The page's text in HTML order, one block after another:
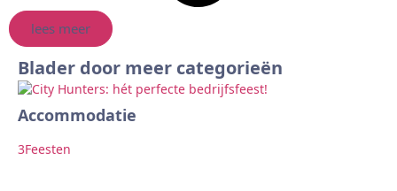
lees meer
Blader door meer categorieën
Accommodatie
3Feesten